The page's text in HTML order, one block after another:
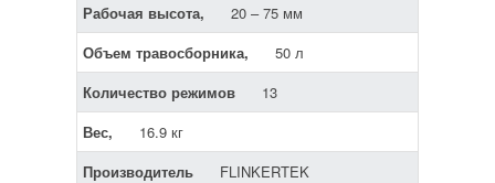
Рабочая высота,
20 – 75 мм
Объем травосборника,
50 л
Количество режимов
13
Вес,
16.9 кг
Производитель
FLINKERTEK